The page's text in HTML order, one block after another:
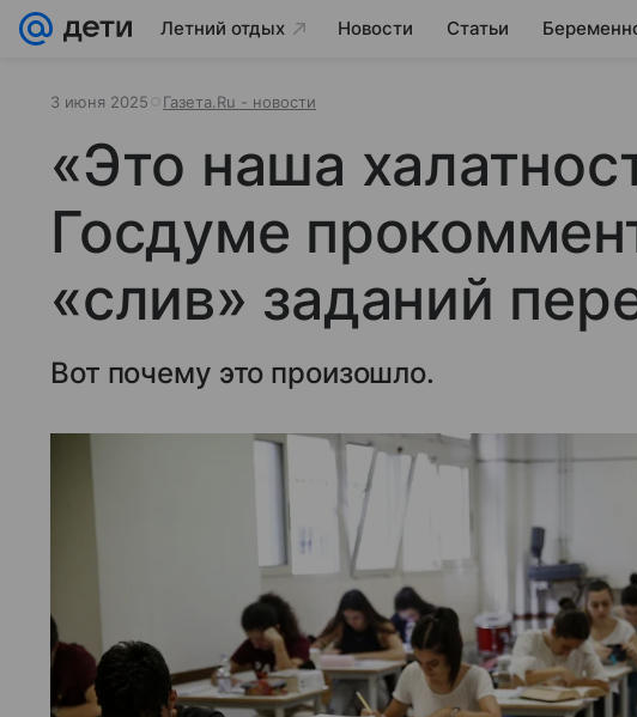
Летний отдых Новости Статьи
3 июня 2025 Газета.Ru - новости
«Это наша
Госдуме
«слив» заданий
Вот почему это произошло.